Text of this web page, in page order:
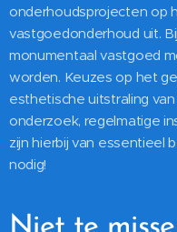
onderhoudsprojecten op
vastgoedonderhoud uit.
monumentaal vastgoed
worden. Keuzes op het
esthetische uitstraling
onderzoek, regelmatige
zijn hierbij van essentieel
nodig!